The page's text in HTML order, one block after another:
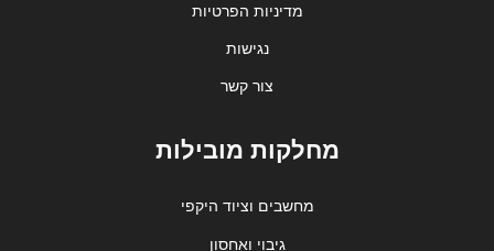
מדיניות הפרטיות
נגישות
צור קשר
מחלקות מובילות
מחשבים וציוד היקפי
גיבוי ואחסון